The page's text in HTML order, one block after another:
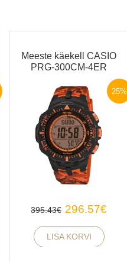
transport tasuta.
TAGASI ÜLES
25%
Meeste käekell CASIO
PRG-300CM-4ER
395.43€ 296.57€
LISA KORVI